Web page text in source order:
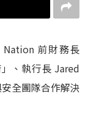
前財務長
、執行長 Jared
全團隊合作解決